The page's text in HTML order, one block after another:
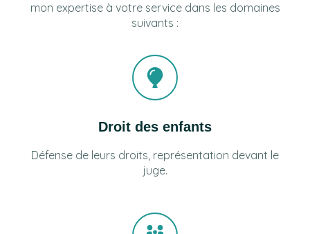
mon expertise à votre service dans les domaines
suivants :
Droit des enfants
Défense de leurs droits, représentation devant le
juge.